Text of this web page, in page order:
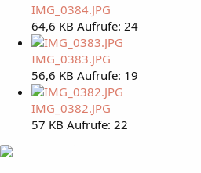
IMG_0384.JPG
64,6 KB Aufrufe: 24
IMG_0383.JPG
56,6 KB Aufrufe: 19
IMG_0382.JPG
57 KB Aufrufe: 22